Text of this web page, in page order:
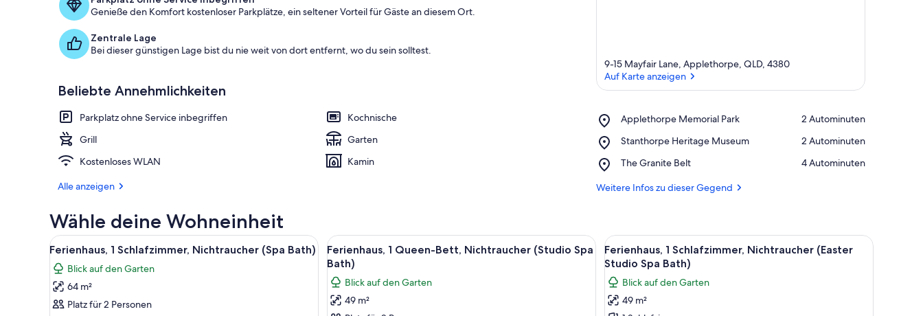
Genieße den Komfort kostenloser Parkplätze, ein seltener Vorteil für Gäste an diesem Ort.
Zentrale Lage
Bei dieser günstigen Lage bist du nie weit von dort entfernt, wo du sein solltest.
Beliebte Annehmlichkeiten
Parkplatz ohne Service inbegriffen
Kochnische
Grill
Garten
Kostenloses WLAN
Kamin
Alle anzeigen
9-15 Mayfair Lane, Applethorpe, QLD, 4380
Auf Karte anzeigen
Applethorpe Memorial Park
Place,
Memorial
‪2 Autominuten‬
Stanthorpe Heritage Museum
Place,
Heritage
‪2 Autominuten‬
The Granite Belt
Place,
Granite
‪4 Autominuten‬
Weitere Infos zu dieser Gegend
Wähle deine Wohneinheit
Alle
Fotos
für
Ferienhaus,
1
Ein Wohnzimmer mit einer Couch, einem Couchtisch und einem Kamin. Es gibt eine Küchenzeile mit einer Mikrowelle, einem Kühlschrank und Holzschränken. Ein gerahmtes Bild
4
Ferienhaus, 1 Schlafzimmer, Nichtraucher (Spa Bath)
Blick auf den Garten
64 m²
Platz für 2 Personen
Alle
Fotos
für
Ferienhaus,
1
Ein Schlafzimmer mit einem Bett, zwei Nachttischen, einem Sessel, einem Sofa und einer Tür, die auf einen Balkon
4
Ferienhaus, 1 Queen-Bett, Nichtraucher (Studio Spa
Bath)
Blick auf den Garten
49 m²
Alle
Fotos
für
Ferienhaus,
1
Ein Wohnzimmer mit einer Couch, einem
1
Ferienhaus, 1 Schlafzimmer, Nichtraucher (Easter
Studio Spa Bath)
Blick auf den Garten
49 m²